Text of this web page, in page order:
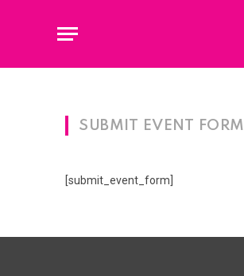
SUBMIT EVENT FORM
[submit_event_form]